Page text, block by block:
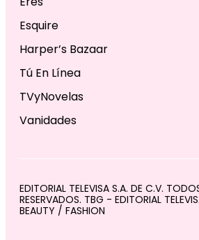
Esquire
Harper’s Bazaar
Tú En Línea
TVyNovelas
Vanidades
EDITORIAL TELEVISA S.A. DE C.V.
RESERVADOS. TBG - EDITORIAL
BEAUTY / FASHION